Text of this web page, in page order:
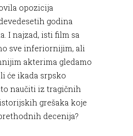
opozicija
godina
I najzad, isti film sa
sve inferiornijim, ali
akterima gledamo
će ikada srpsko
naučiti iz tragičnih
grešaka koje
decenija?